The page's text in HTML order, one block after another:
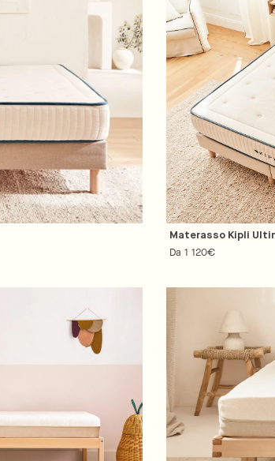
Materasso Kipli
Prezzo
Da 1 120€